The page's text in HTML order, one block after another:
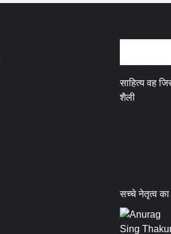
साहित्य वह
शैली
सच्चे नेतृत्व का